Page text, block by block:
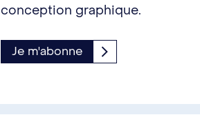
conception graphique.
Je m'abonne